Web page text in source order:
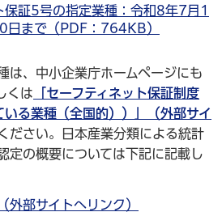
保証5号の指定業種：令和8年7月1
日まで（PDF：764KB）
は、中小企業庁ホームページにも
くは 「セーフティネット保証制度
いる業種（全国的））」（外部サイ
ださい。日本産業分類による統計
定の概要については下記に記載し
外部サイトへリンク）